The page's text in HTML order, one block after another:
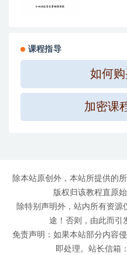
课程指导
如何购
加密课
除本站原创外，本站所提供的
版权归该教程直原
除特别声明外，站内所有资源
途！否则，由此而引
免责声明：如果本站部分内容
即处理。站长信箱